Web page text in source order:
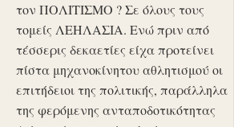
τον ΠΟΛΙΤΙΣΜΟ ? Σε όλους τους
τομείς ΛΕΗΛΑΣΙΑ. Ενώ πριν από
τέσσερις δεκαετίες είχα προτείνει
πίστα μηχανοκίνητου αθλητισμού οι
επιτήδειοι της πολιτικής, παράλληλα
της φερόμενης ανταποδοτικότητας